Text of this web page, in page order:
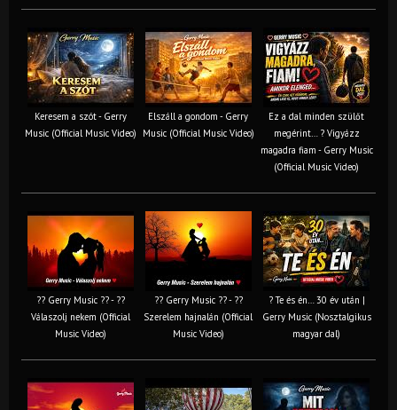
Keresem a szót - Gerry
Music (Official Music Video)
Elszáll a gondom - Gerry
Music (Official Music Video)
Ez a dal minden szülőt
megérint… ? Vigyázz
magadra fiam - Gerry Music
(Official Music Video)
?? Gerry Music ?? - ??
Válaszolj nekem (Official
Music Video)
?? Gerry Music ?? - ??
Szerelem hajnalán (Official
Music Video)
? Te és én… 30 év után |
Gerry Music (Nosztalgikus
magyar dal)